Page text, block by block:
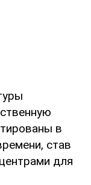
в
став
для